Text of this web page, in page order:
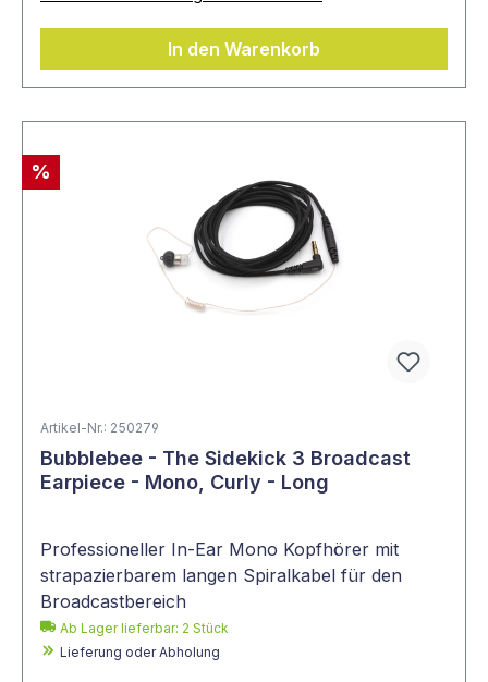
In den Warenkorb
%
Artikel-Nr.: 250279
Bubblebee - The Sidekick 3 Broadcast
Earpiece - Mono, Curly - Long
Professioneller In-Ear Mono Kopfhörer mit
strapazierbarem langen Spiralkabel für den
Broadcastbereich
Ab Lager lieferbar: 2 Stück
Lieferung oder Abholung